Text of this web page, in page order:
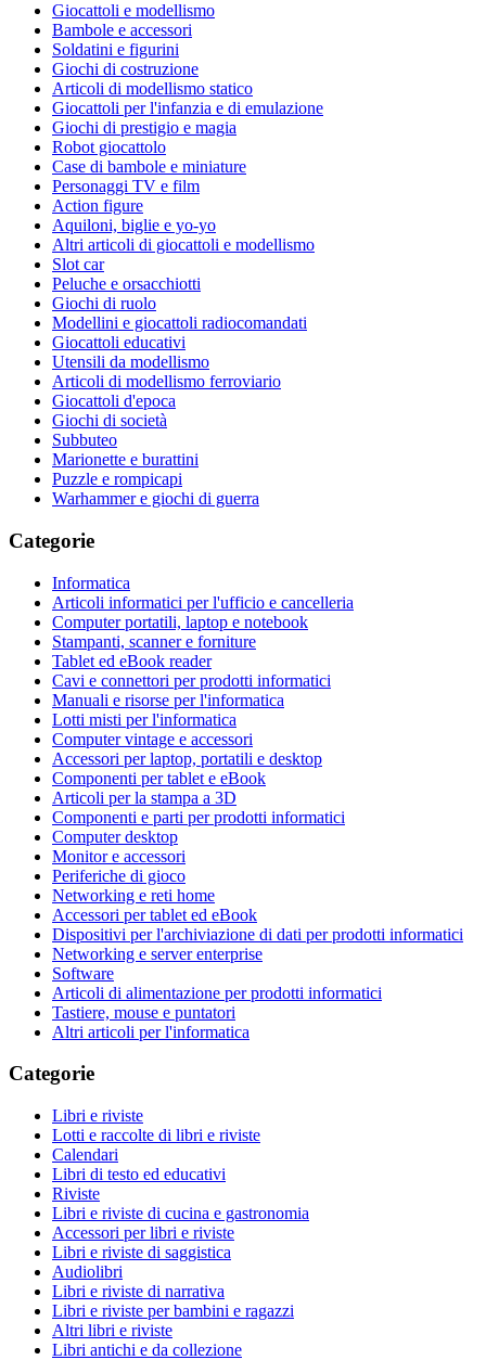
Giocattoli e modellismo
Bambole e accessori
Soldatini e figurini
Giochi di costruzione
Articoli di modellismo statico
Giocattoli per l'infanzia e di emulazione
Giochi di prestigio e magia
Robot giocattolo
Case di bambole e miniature
Personaggi TV e film
Action figure
Aquiloni, biglie e yo-yo
Altri articoli di giocattoli e modellismo
Slot car
Peluche e orsacchiotti
Giochi di ruolo
Modellini e giocattoli radiocomandati
Giocattoli educativi
Utensili da modellismo
Articoli di modellismo ferroviario
Giocattoli d'epoca
Giochi di società
Subbuteo
Marionette e burattini
Puzzle e rompicapi
Warhammer e giochi di guerra
Categorie
Informatica
Articoli informatici per l'ufficio e cancelleria
Computer portatili, laptop e notebook
Stampanti, scanner e forniture
Tablet ed eBook reader
Cavi e connettori per prodotti informatici
Manuali e risorse per l'informatica
Lotti misti per l'informatica
Computer vintage e accessori
Accessori per laptop, portatili e desktop
Componenti per tablet e eBook
Articoli per la stampa a 3D
Componenti e parti per prodotti informatici
Computer desktop
Monitor e accessori
Periferiche di gioco
Networking e reti home
Accessori per tablet ed eBook
Dispositivi per l'archiviazione di dati per prodotti informatici
Networking e server enterprise
Software
Articoli di alimentazione per prodotti informatici
Tastiere, mouse e puntatori
Altri articoli per l'informatica
Categorie
Libri e riviste
Lotti e raccolte di libri e riviste
Calendari
Libri di testo ed educativi
Riviste
Libri e riviste di cucina e gastronomia
Accessori per libri e riviste
Libri e riviste di saggistica
Audiolibri
Libri e riviste di narrativa
Libri e riviste per bambini e ragazzi
Altri libri e riviste
Libri antichi e da collezione